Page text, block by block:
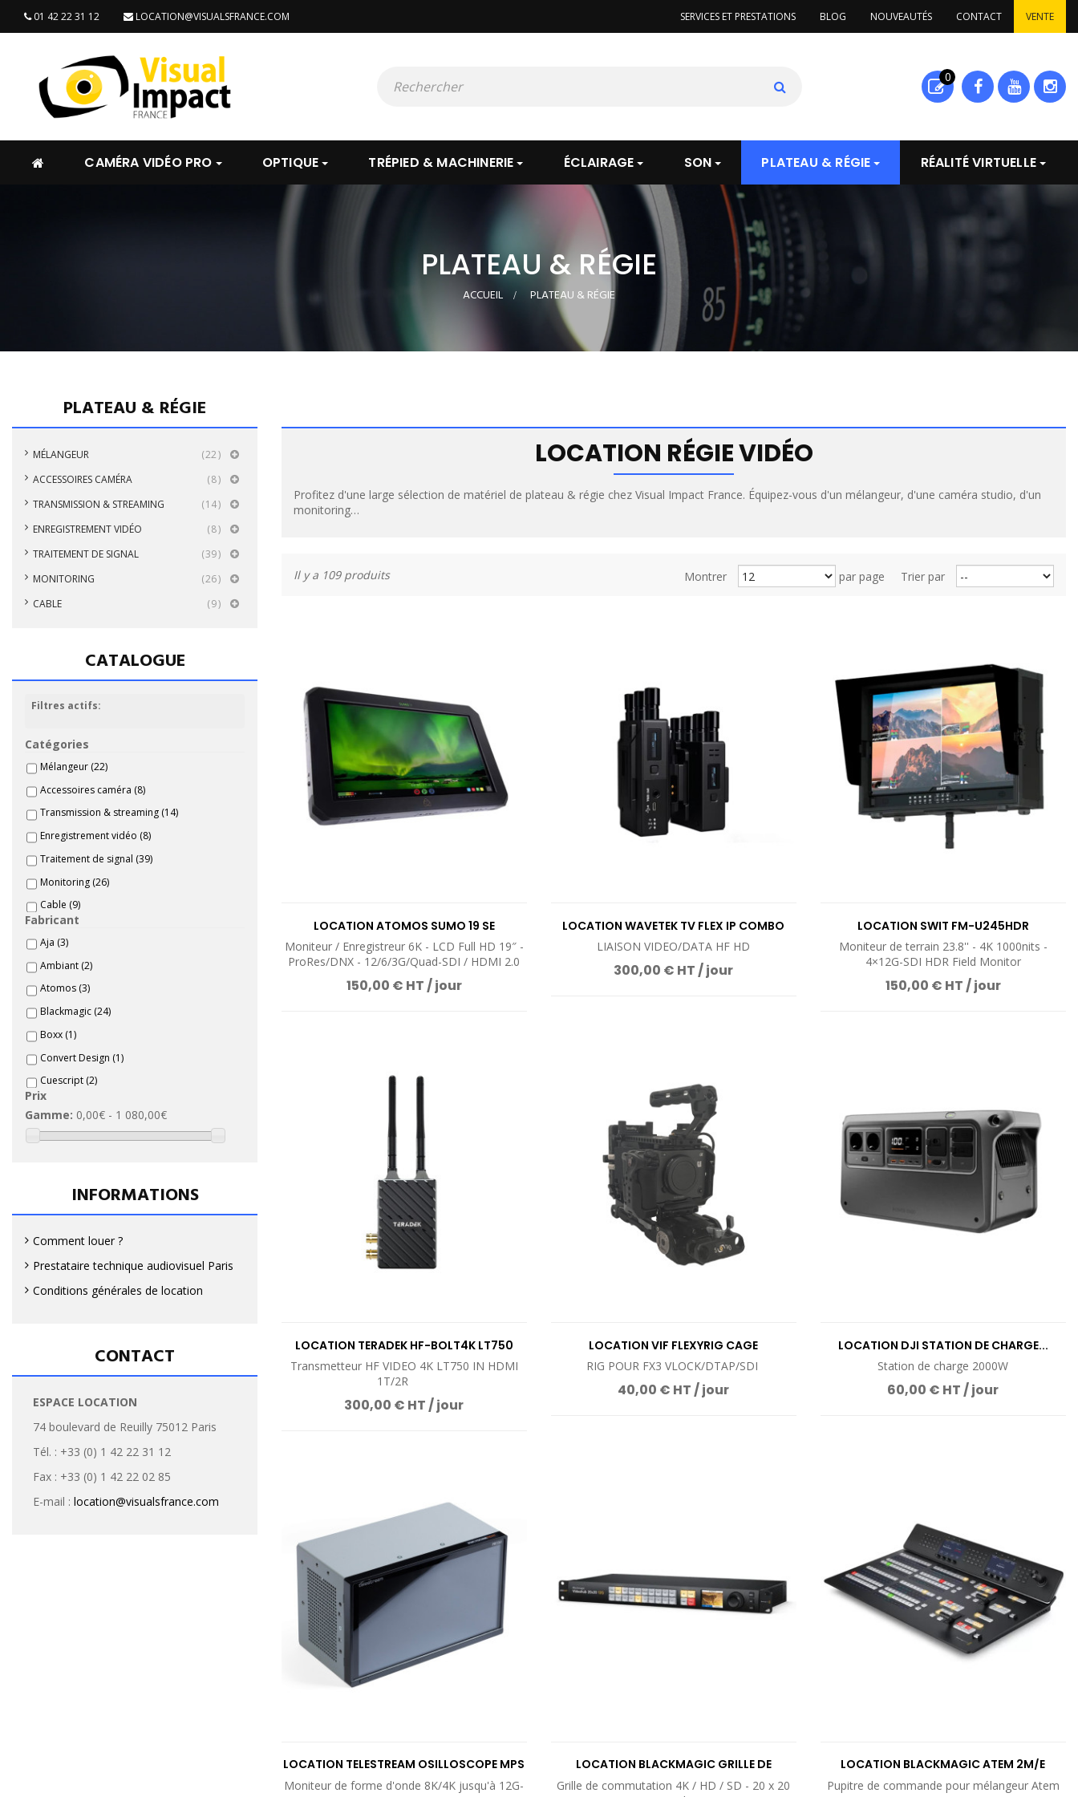
01 42 22 31 12 LOCATION@VISUALSFRANCE.COM SERVICES ET PRESTATIONS BLOG NOUVEAUTÉS CONTACT VENTE
0
CAMÉRA VIDÉO PRO OPTIQUE TRÉPIED & MACHINERIE ÉCLAIRAGE SON PLATEAU & RÉGIE RÉALITÉ VIRTUELLE
PLATEAU & RÉGIE
ACCUEIL > PLATEAU & RÉGIE
PLATEAU & RÉGIE
MÉLANGEUR
22
ACCESSOIRES CAMÉRA
8
TRANSMISSION & STREAMING
14
ENREGISTREMENT VIDÉO
8
TRAITEMENT DE SIGNAL
39
MONITORING
26
CABLE
9
CATALOGUE
Filtres actifs:
Catégories
Mélangeur (22)
Accessoires caméra (8)
Transmission & streaming (14)
Enregistrement vidéo (8)
Traitement de signal (39)
Monitoring (26)
Cable (9)
Fabricant
Aja (3)
Ambiant (2)
Atomos (3)
Blackmagic (24)
Boxx (1)
Convert Design (1)
Cuescript (2)
Datavideo
(2)
Grass Valley(1)
Harris(2)
Kramer(5)
Lilliput(1)
Samsung(1)
Smallhd (2)
Sony(4)
Sound Devices (2)
Swit (8)
Telestream
(1)
Prix
Gamme: 0,00€ - 1 080,00€
INFORMATIONS
Comment louer ?
Prestataire technique audiovisuel Paris
Conditions générales de location
CONTACT
ESPACE LOCATION
74 boulevard de Reuilly 75012 Paris
Tél. : +33 (0) 1 42 22 31 12
Fax : +33 (0) 1 42 22 02 85
E-mail : location@visualsfrance.com
LOCATION RÉGIE VIDÉO
Profitez d'une large sélection de matériel de plateau & régie chez Visual Impact France. Équipez-vous d'un mélangeur, d'une caméra studio, d'un
monitoring…
Il y a 109 produits Trier par
Montrer par page
LOCATION ATOMOS SUMO 19 SE
Moniteur / Enregistreur 6K - LCD Full HD 19″ -
ProRes/DNX - 12/6/3G/Quad-SDI / HDMI 2.0
150,00 € HT / jour
VOIR LE PRODUIT
LOCATION WAVETEK TV FLEX IP COMBO
LIAISON VIDEO/DATA HF HD
300,00 € HT / jour
LOCATION SWIT FM-U245HDR
Moniteur de terrain 23.8'' - 4K 1000nits -
4×12G-SDI HDR Field Monitor
150,00 € HT / jour
VOIR LE PRODUIT
LOCATION TERADEK HF-BOLT4K LT750
Transmetteur HF VIDEO 4K LT750 IN HDMI
1T/2R
300,00 € HT / jour
VOIR LE PRODUIT
LOCATION VIF FLEXYRIG CAGE
RIG POUR FX3 VLOCK/DTAP/SDI
40,00 € HT / jour
VOIR LE PRODUIT
LOCATION DJI STATION DE CHARGE...
Station de charge 2000W
60,00 € HT / jour
VOIR LE PRODUIT
LOCATION TELESTREAM OSILLOSCOPE MPS
Moniteur de forme d'onde 8K/4K jusqu'à 12G-
VOIR LE PRODUIT
LOCATION BLACKMAGIC GRILLE DE
Grille de commutation 4K / HD / SD - 20 x 20
VOIR LE PRODUIT
LOCATION BLACKMAGIC ATEM 2M/E
Pupitre de commande pour mélangeur Atem
VOIR LE PRODUIT VOIR LE PRODUIT VOIR LE PRODUIT